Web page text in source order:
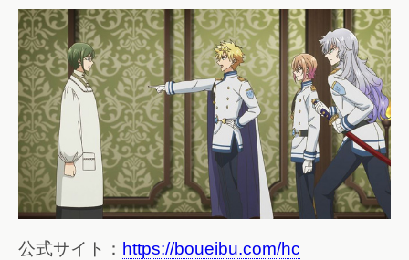
公式サイト： https://boueibu.com/hc